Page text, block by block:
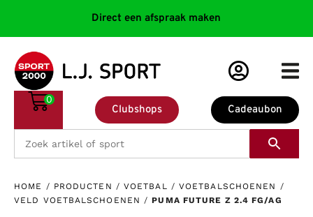
Direct een afspraak maken
Cadeaubon
Clubshops
0
HOME / PRODUCTEN / VOETBAL / VOETBALSCHOENEN /
VELD VOETBALSCHOENEN /PUMA FUTURE Z 2.4 FG/AG